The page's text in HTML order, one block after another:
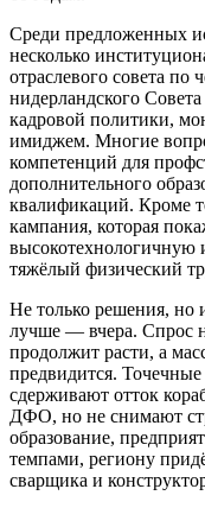
Среди предложенных
несколько
отраслевого совета по
нидерландского
кадровой политики,
имиджем. Многие
компетенций для
дополнительного
квалификаций. Кроме
кампания, которая
высокотехнологичную
тяжёлый физический
Не только решения, но
лучше — вчера. Спрос
продолжит расти, а
предвидится.
сдерживают отток
ДФО, но не снимают
образование,
темпами, региону
сварщика и